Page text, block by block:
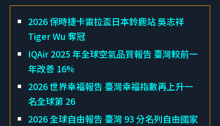
2026 保時捷卡雷拉盃日本鈴鹿站 吳志祥
Tiger Wu 奪冠
IQAir 2025 年全球空氣品質報告 臺灣較前一
年改善 16%
2026 世界幸福報告 臺灣幸福指數再上升一
名全球第 26
2026 全球自由報告 臺灣 93 分名列自由國家